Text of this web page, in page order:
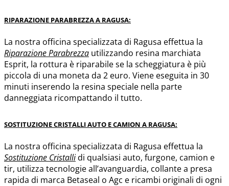
RIPARAZIONE PARABREZZA A RAGUSA:
La nostra officina specializzata di Ragusa effettua la
RiparazioneParabrezza utilizzando resina marchiata
Esprit, la rottura è riparabile se la scheggiatura è più
piccola di una moneta da 2 euro. Viene eseguita in 30
minuti inserendo la resina speciale nella parte
danneggiata ricompattando il tutto.
SOSTITUZIONE CRISTALLI AUTO E CAMION A RAGUSA:
La nostra officina specializzata di Ragusa effettua la
Sostituzione Cristallidi qualsiasi auto, furgone, camion e
tir, utilizza tecnologie all’avanguardia, collante a presa
rapida di marca Betaseal o Agc e ricambi originali di ogni